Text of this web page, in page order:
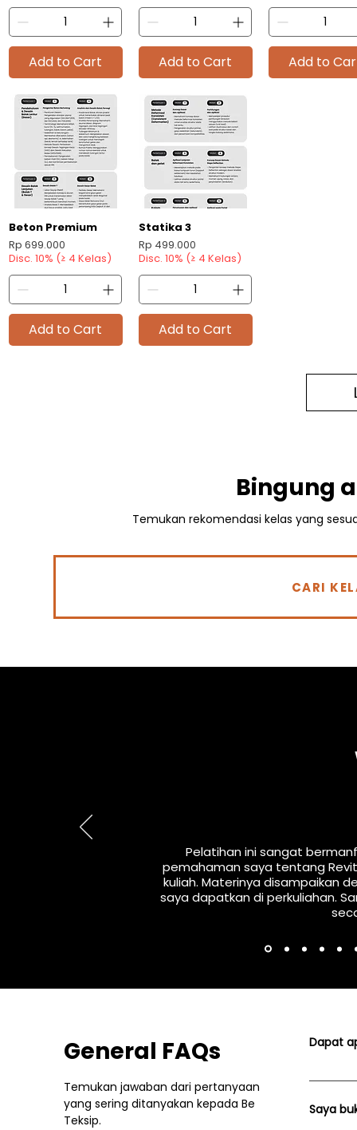
Add to Cart Add to Cart Add to
Quick View
Beton Premium
Price
Rp 699.000
Disc. 10% (≥ 4 Kelas)
Add to Cart
Quick View
Statika 3
Price
Rp 499.000
Disc. 10% (≥ 4 Kelas)
Add to Cart
Bingung
Temukan rekomendasi kelas yang
CARI
Pelatihan ini sangat
pemahaman saya tentang
kuliah. Materinya disampaikan
saya dapatkan di perkuliahan.
General FAQs
Temukan jawaban dari pertanyaan
yang sering ditanyakan kepada Be
Teksip.
Dapat
📑 ✅
Saya